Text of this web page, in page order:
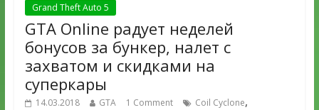
Grand Theft Auto 5
GTA Online радует неделей
бонусов за бункер, налет с
захватом и скидками на
суперкары
14.03.2018 GTA 1 Comment Coil Cyclone,